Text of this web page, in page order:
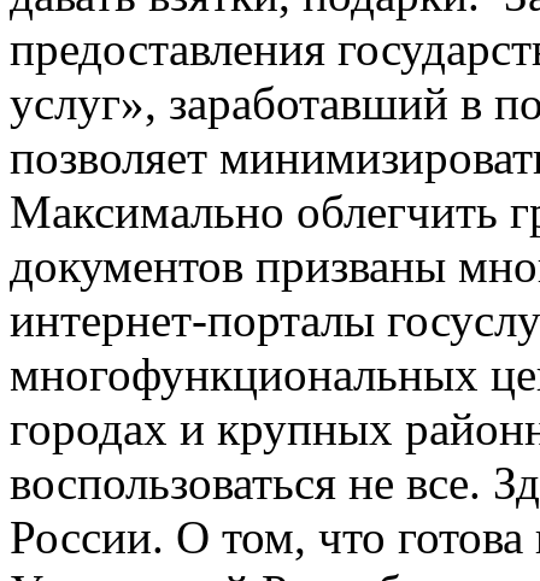
предоставления
услуг», заработавший в
позволяет
Максимально облегчить
документов призваны
интернет-порталы
многофункциональных
городах и крупных
воспользоваться не все.
России. О том, что